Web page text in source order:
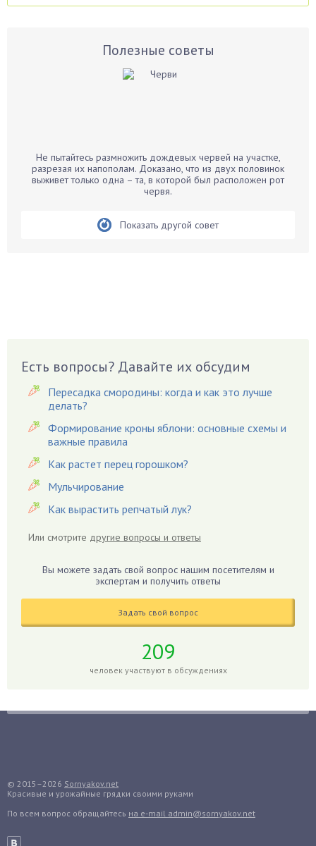
Аспарагус
Бархатцы
Бегония
Вешенки
Виноград
Вредители
Гардения
Гацания
Гвоздики
Георгины
Гиацинт
Гладиолусы
Гранат
Грядки
Гуава
Полезные советы
Не пытайтесь размножить дождевых червей на участке,
разрезая их напополам. Доказано, что из двух половинок
выживет только одна – та, в которой был расположен рот
червя.
Показать другой совет
Есть вопросы? Давайте их обсудим
Пересадка смородины: когда и как это лучше
делать?
Формирование кроны яблони: основные схемы и
важные правила
Как растет перец горошком?
Мульчирование
Как вырастить репчатый лук?
Или смотрите другие вопросы и ответы
Вы можете задать свой вопрос нашим посетителям и
экспертам и получить ответы
Задать свой вопрос
209
человек участвуют в обсуждениях
© 2015–2026 Sornyakov.net
Красивые и урожайные грядки своими руками
По всем вопрос обращайтесь на e-mail admin@sornyakov.net